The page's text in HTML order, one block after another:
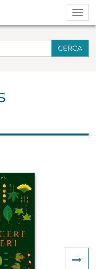
CERCA